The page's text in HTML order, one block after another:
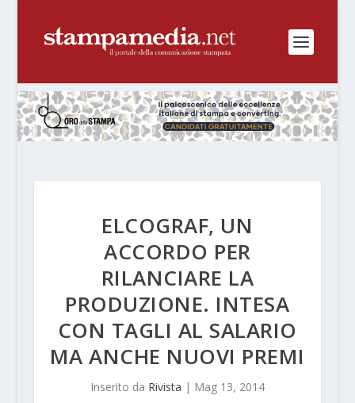
ELCOGRAF, UN
ACCORDO PER
RILANCIARE LA
PRODUZIONE. INTESA
CON TAGLI AL SALARIO
MA ANCHE NUOVI PREMI
Inserito da Rivista | Mag 13, 2014